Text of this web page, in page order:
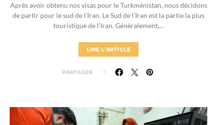
Après avoir obtenu nos visas pour le Turkménistan, nous décidons
de partir pour le sud de l’Iran. Le Sud de l’Iran est la partie la plus
touristique de l’Iran. Généralement,…
LIRE L'ARTICLE
PARTAGER